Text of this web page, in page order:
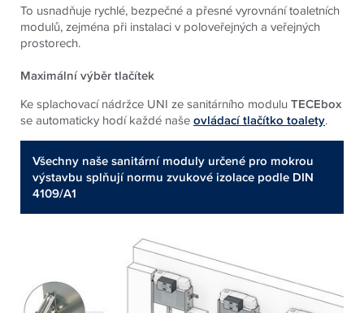
To usnadňuje rychlé, bezpečné a přesné vyrovnání toaletních
modulů, zejména při instalaci v poloveřejných a veřejných
prostorech.
Maximální výběr tlačítek
Ke splachovací nádržce UNI ze sanitárního moduluTECEbox
se automaticky hodí každé našeovládací tlačítko toalety.
Všechny naše sanitární moduly určené pro mokrou
výstavbu splňují normu zvukové izolace podle DIN
4109/A1